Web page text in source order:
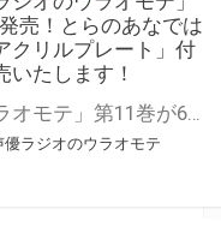
売！とらのあなでは
クリルプレート」付
いたします！
優ラジオのウラオモテ